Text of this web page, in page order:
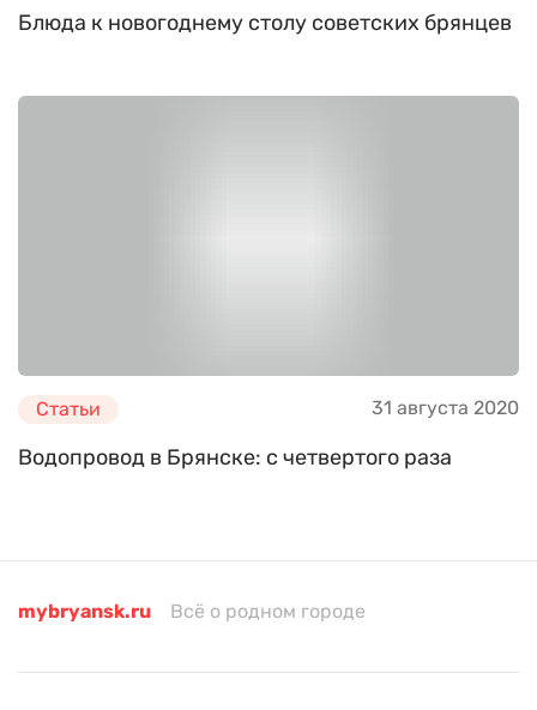
Блюда к новогоднему столу советских брянцев
Статьи 31 августа 2020
Водопровод в Брянске: с четвертого раза
mybryansk.ru Всё о родном городе